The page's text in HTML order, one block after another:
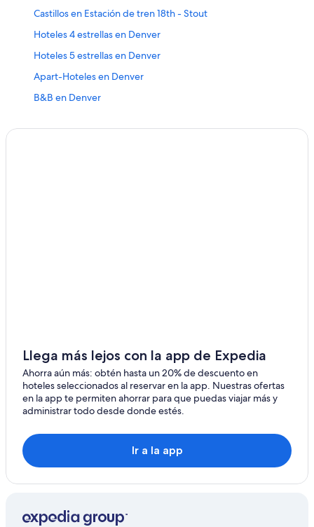
Castillos en Estación de tren 18th - Stout
Hoteles 4 estrellas en Denver
Hoteles 5 estrellas en Denver
Apart-Hoteles en Denver
B&B en Denver
Hoteles con spa en Denver
Hoteles de ski en Denver
Hoteles de lujo en Denver
Hoteles en la playa en Denver
Hoteles familiares en Denver
Hoteles históricos en Denver
Hoteles cerca del acuario en Denver
Llega más lejos con la app de Expedia
Ahorra aún más: obtén hasta un 20% de descuento en
hoteles seleccionados al reservar en la app. Nuestras ofertas
en la app te permiten ahorrar para que puedas viajar más y
administrar todo desde donde estés.
Ir a la app